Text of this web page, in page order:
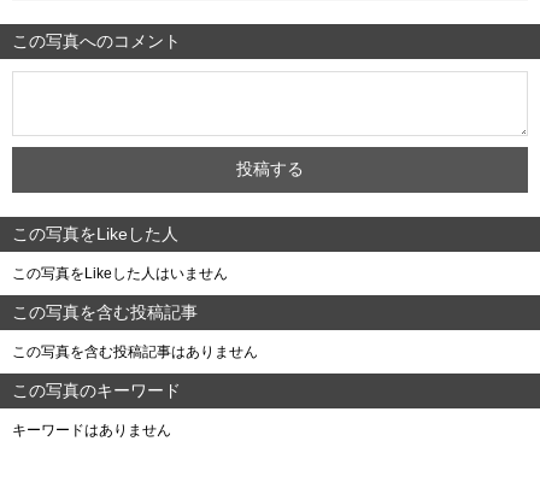
この写真へのコメント
この写真をLikeした人
この写真をLikeした人はいません
この写真を含む投稿記事
この写真を含む投稿記事はありません
この写真のキーワード
キーワードはありません